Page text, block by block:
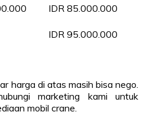
IDR 85.000.000
IDR 95.000.000
harga di atas masih bisa nego.
marketing kami untuk
mobil crane.